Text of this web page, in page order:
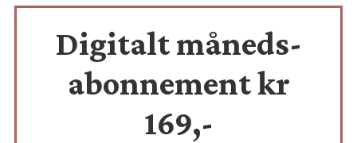
Digitalt måneds-
abonnement kr
169,-